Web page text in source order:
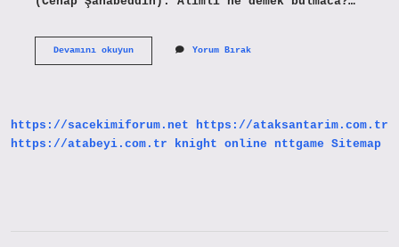
Devamını okuyunAlımlı
Yorum Bırak
https://sacekimiforum.net
https://ataksantarim.com.tr
https://atabeyi.com.tr
knight online nttgame Sitemap